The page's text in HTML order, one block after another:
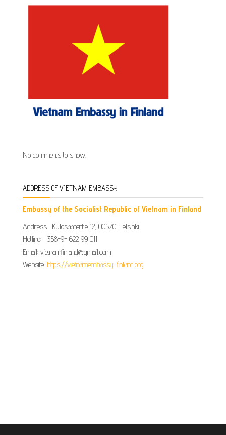
No comments to show.
ADDRESS OF VIETNAM EMBASSY
Embassy of the Socialist Republic of Vietnam in Finland
Address: Kulosaarentie 12, 00570 Helsinki
Hotline: +358-9- 622 99 011​​
Email: vietnamfinland@gmail.com
Website: https://vietnamembassy-finland.org